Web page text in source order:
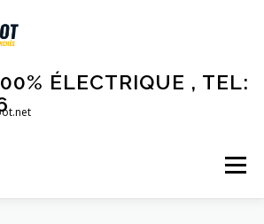
ÉLECTRIQUE , TEL:
Menu